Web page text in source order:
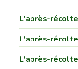
L'après-récolte
L'après-récolte
L'après-récolte